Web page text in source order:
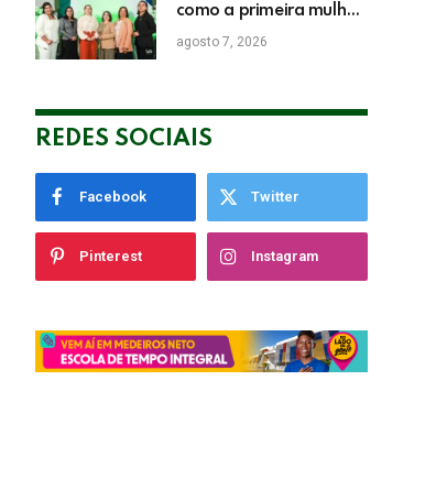
como a primeira mulher
a presidir a ACIASE e
anuncia a retomada do
agosto 7, 2026
REDES SOCIAIS
Facebook Twitter
Pinterest Instagram